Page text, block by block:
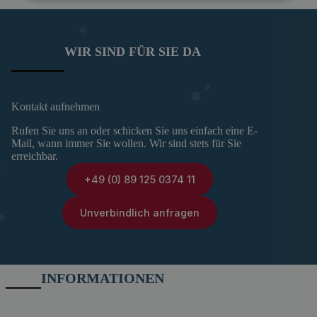
WIR SIND FÜR SIE DA
Kontakt aufnehmen
Rufen Sie uns an oder schicken Sie uns einfach eine E-
Mail, wann immer Sie wollen. Wir sind stets für Sie
erreichbar.
+49 (0) 89 125 0374 11
Unverbindlich anfragen
INFORMATIONEN